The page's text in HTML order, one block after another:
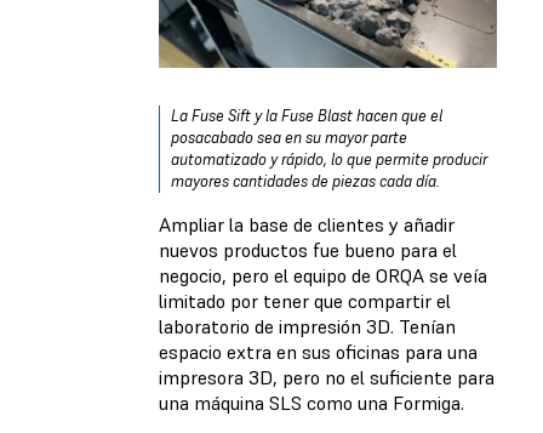
La Fuse Sift y la Fuse Blast hacen que el
posacabado sea en su mayor parte
automatizado y rápido, lo que permite producir
mayores cantidades de piezas cada día.
Ampliar la base de clientes y añadir
nuevos productos fue bueno para el
negocio, pero el equipo de ORQA se veía
limitado por tener que compartir el
laboratorio de impresión 3D. Tenían
espacio extra en sus oficinas para una
impresora 3D, pero no el suficiente para
una máquina SLS como una Formiga.